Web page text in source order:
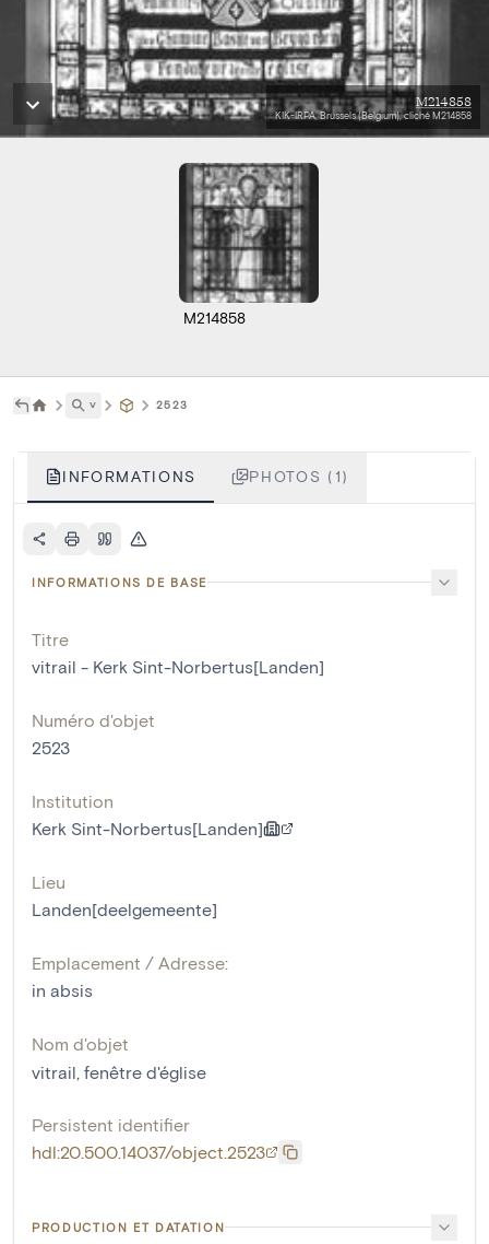
M214858
KIK-IRPA, Brussels (Belgium), cliché M214858
M214858
˅ 2523
INFORMATIONS PHOTOS (1)
INFORMATIONS DE BASE
Titre
vitrail - Kerk Sint-Norbertus[Landen]
Numéro d'objet
2523
Institution
Kerk Sint-Norbertus[Landen]
Lieu
Landen[deelgemeente]
Emplacement / Adresse:
in absis
Nom d'objet
vitrail fenêtre d'église
Persistent identifier
hdl:20.500.14037/object.2523
PRODUCTION ET DATATION